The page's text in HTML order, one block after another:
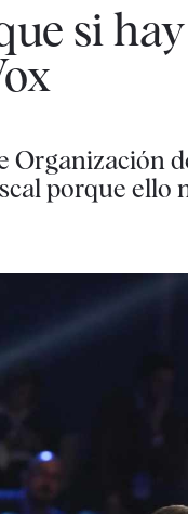
si
Organización
porque